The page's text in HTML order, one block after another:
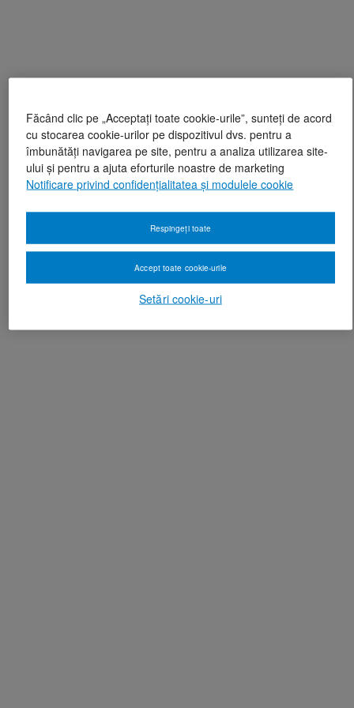
Făcând clic pe „Acceptați toate cookie-urile”, sunteți de acord
cu stocarea cookie-urilor pe dispozitivul dvs. pentru a
îmbunătăți navigarea pe site, pentru a analiza utilizarea site-
ului și pentru a ajuta eforturile noastre de marketing
Notificare privind confidențialitatea și modulele cookie
Setări cookie-uri
Respingeți toate
Accept toate cookie-urile